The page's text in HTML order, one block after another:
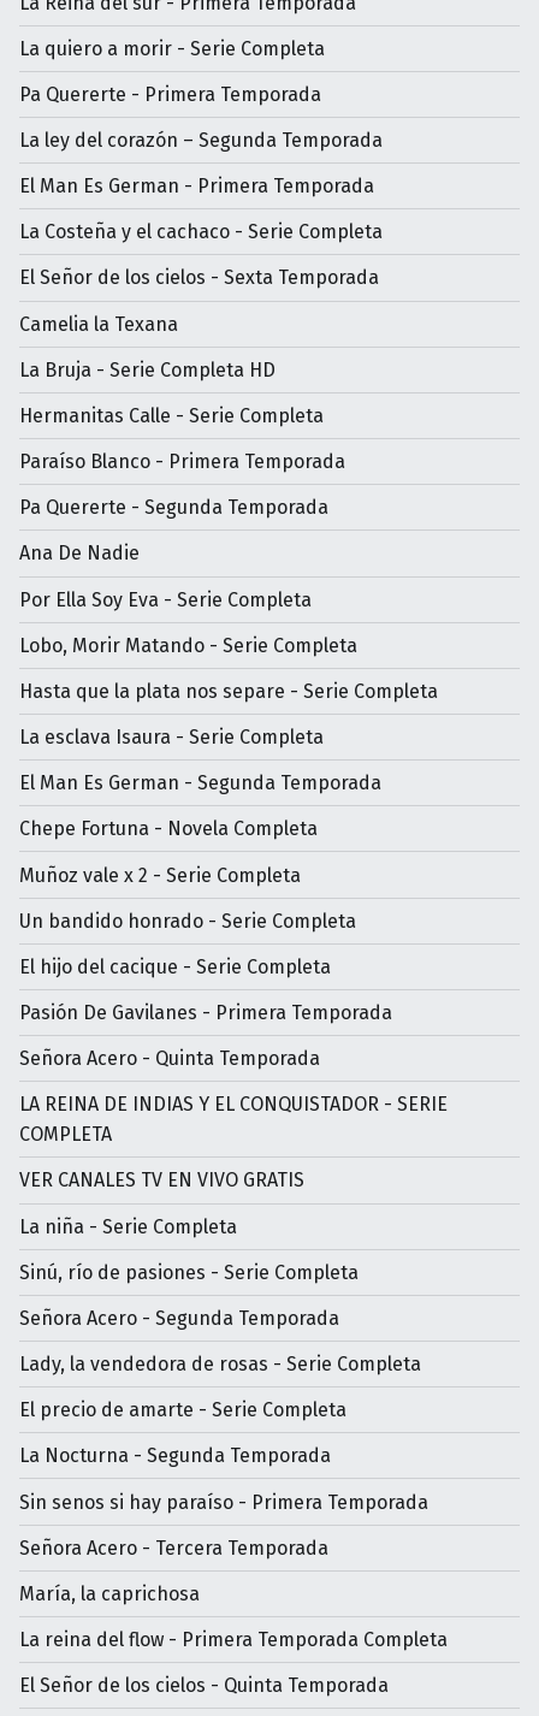
La quiero a morir - Serie Completa
Pa Quererte - Primera Temporada
La ley del corazón – Segunda Temporada
El Man Es German - Primera Temporada
La Costeña y el cachaco - Serie Completa
El Señor de los cielos - Sexta Temporada
Camelia la Texana
La Bruja - Serie Completa HD
Hermanitas Calle - Serie Completa
Paraíso Blanco - Primera Temporada
Pa Quererte - Segunda Temporada
Ana De Nadie
Por Ella Soy Eva - Serie Completa
Lobo, Morir Matando - Serie Completa
Hasta que la plata nos separe - Serie Completa
La esclava Isaura - Serie Completa
El Man Es German - Segunda Temporada
Chepe Fortuna - Novela Completa
Muñoz vale x 2 - Serie Completa
Un bandido honrado - Serie Completa
El hijo del cacique - Serie Completa
Pasión De Gavilanes - Primera Temporada
Señora Acero - Quinta Temporada
LA REINA DE INDIAS Y EL CONQUISTADOR - SERIE
COMPLETA
VER CANALES TV EN VIVO GRATIS
La niña - Serie Completa
Sinú, río de pasiones - Serie Completa
Señora Acero - Segunda Temporada
Lady, la vendedora de rosas - Serie Completa
El precio de amarte - Serie Completa
La Nocturna - Segunda Temporada
Sin senos si hay paraíso - Primera Temporada
Señora Acero - Tercera Temporada
María, la caprichosa
La reina del flow - Primera Temporada Completa
El Señor de los cielos - Quinta Temporada